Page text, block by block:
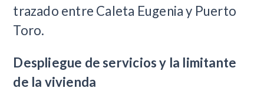
trazado entre Caleta Eugenia y Puerto
Toro.
Despliegue de servicios y la limitante
de la vivienda